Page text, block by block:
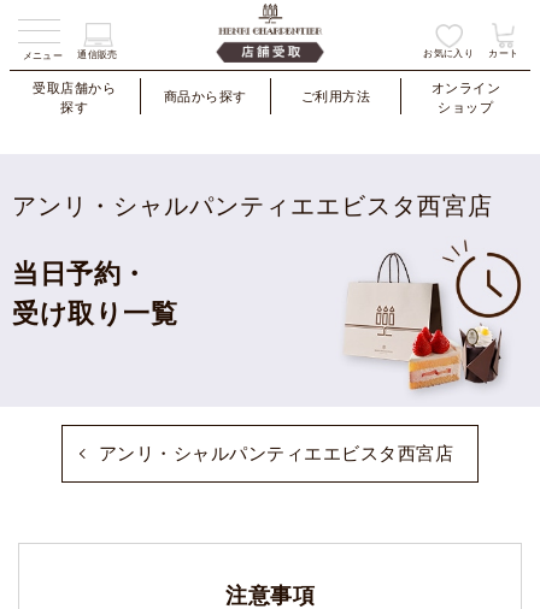
メニュー 通信販売 お気に入り カート
受取店舗から
探す
商品から探す ご利用方法
オンライン
ショップ
アンリ・シャルパンティエエビスタ西宮店
当日予約・
受け取り一覧
アンリ・シャルパンティエエビスタ西宮店
注意事項